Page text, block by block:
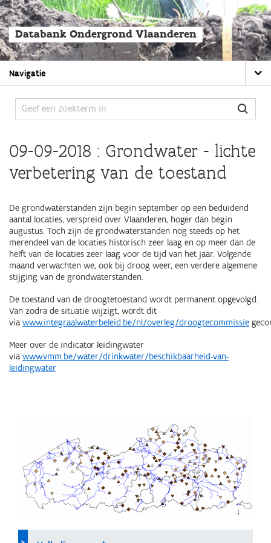
Overslaan
en
naar
de
algemene
inhoud
Databank Ondergrond Vlaanderen
Main
navigation
Navigatie
09-09-2018 : Grondwater - lichte
verbetering van de toestand
De grondwaterstanden zijn begin september op een beduidend
aantal locaties, verspreid over Vlaanderen, hoger dan begin
augustus. Toch zijn de grondwaterstanden nog steeds op het
merendeel van de locaties historisch zeer laag en op meer dan de
helft van de locaties zeer laag voor de tijd van het jaar. Volgende
maand verwachten we, ook bij droog weer, een verdere algemene
stijging van de grondwaterstanden.
De toestand van de droogtetoestand wordt permanent opgevolgd.
Van zodra de situatie wijzigt, wordt dit
via www.integraalwaterbeleid.be/nl/overleg/droogtecommissie
Meer over de indicator leidingwater
via www.vmm.be/water/drinkwater/beschikbaarheid-van-
leidingwater